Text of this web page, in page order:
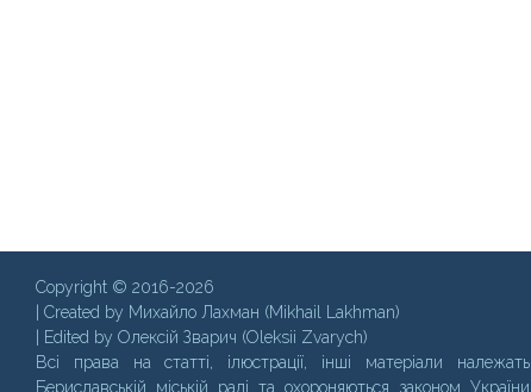
Copyright © 2016-2026
| Created by Михайло Лахман (Mikhail Lakhman)
| Edited by Олексій Зварич (Oleksii Zvarych)
Всі права на статті, ілюстрації, інші матеріали належать
Бериславській міській раді та охороняються законом України